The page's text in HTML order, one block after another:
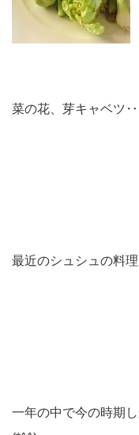
菜の花、芽キャベツ
最近のシュシュの料
一年の中で今の時期